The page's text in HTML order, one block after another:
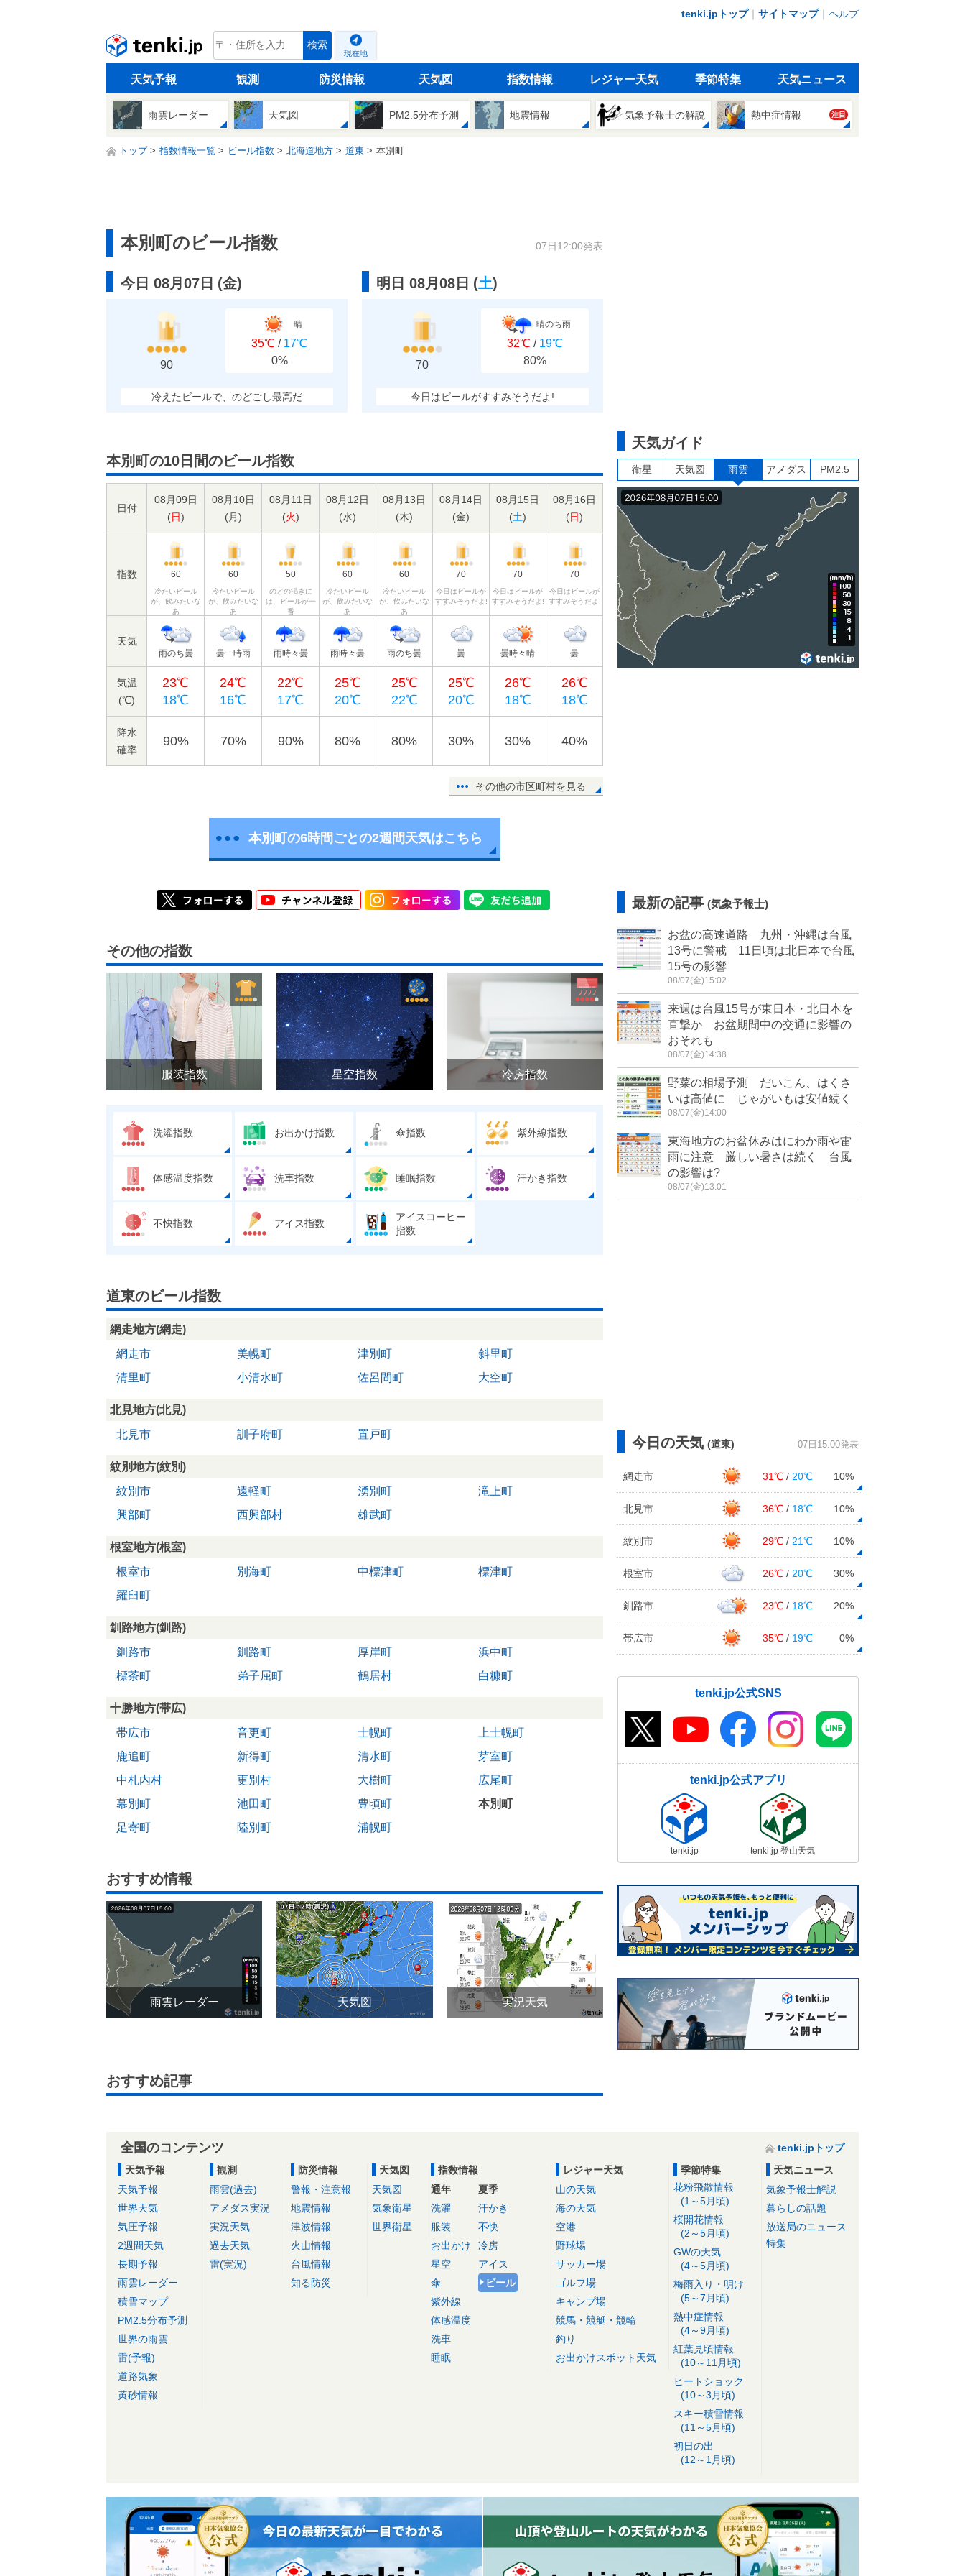
tenki.jpトップ｜ サイトマップ｜ ヘルプ
tenki.jp 検索
現在地
天気予報 観測 防災情報 天気図 指数情報 レジャー天気 季節特集 天気ニュース
雨雲レーダー 天気図 PM2.5分布予測 地震情報 気象予報士の解説 熱中症情報 注目
トップ 指数情報一覧 ビール指数 北海道地方 道東 本別町
本別町のビール指数 07日12:00発表
今日 08月07日 (金)
90
晴
35℃ / 17℃
0%
冷えたビールで、のどごし最高だ
明日 08月08日 (土)
70
晴のち雨
32℃ / 19℃
80%
今日はビールがすすみそうだよ!
本別町の10日間のビール指数
日付
08月09日
(日)
08月10日
(月)
08月11日
(火)
08月12日
(水)
08月13日
(木)
08月14日
(金)
08月15日
(土)
08月16日
(日)
指数 60
冷たいビール
が、飲みたいな
あ
60
冷たいビール
が、飲みたいな
あ
50
のどの渇きに
は、ビールが一
番
60
冷たいビール
が、飲みたいな
あ
60
冷たいビール
が、飲みたいな
あ
70
今日はビールが
すすみそうだよ!
70
今日はビールが
すすみそうだよ!
70
今日はビールが
すすみそうだよ!
天気
雨のち曇 曇一時雨 雨時々曇 雨時々曇 雨のち曇 曇 曇時々晴 曇
気温
(℃)
23℃
18℃
24℃
16℃
22℃
17℃
25℃
20℃
25℃
22℃
25℃
20℃
26℃
18℃
26℃
18℃
降水
確率
90% 70% 90% 80% 80% 30% 30% 40%
その他の市区町村を見る
本別町の6時間ごとの2週間天気はこちら
その他の指数
服装指数 星空指数 冷房指数
洗濯指数 お出かけ指数 傘指数 紫外線指数
体感温度指数 洗車指数 睡眠指数 汗かき指数
不快指数 アイス指数
アイスコーヒー
指数
道東のビール指数
網走地方(網走)
網走市
美幌町 津別町
斜里町
清里町
小清水町 佐呂間町 大空町
北見地方(北見)
北見市
訓子府町 置戸町
紋別地方(紋別)
紋別市
遠軽町 湧別町
滝上町
興部町
西興部村 雄武町
根室地方(根室)
根室市
別海町 中標津町
標津町
羅臼町
釧路地方(釧路)
釧路市
釧路町 厚岸町
浜中町
標茶町
弟子屈町 鶴居村 白糠町
十勝地方(帯広)
帯広市
音更町 士幌町
上士幌町
鹿追町
新得町 清水町
芽室町
中札内村
更別村 大樹町
広尾町
幕別町
池田町 豊頃町
本別町
足寄町
陸別町 浦幌町
おすすめ情報
雨雲レーダー 天気図 実況天気
おすすめ記事
天気ガイド
衛星 天気図 雨雲 アメダス PM2.5
最新の記事 (気象予報士)
お盆の高速道路 九州・沖縄は台風
13号に警戒 11日頃は北日本で台風
15号の影響
08/07(金)15:02
来週は台風15号が東日本・北日本を
直撃か お盆期間中の交通に影響の
おそれも
08/07(金)14:38
野菜の相場予測 だいこん、はくさ
いは高値に じゃがいもは安値続く
08/07(金)14:00
東海地方のお盆休みはにわか雨や雷
雨に注意 厳しい暑さは続く 台風
の影響は?
08/07(金)13:01
今日の天気 (道東) 07日15:00発表
網走市 31℃ / 20℃ 10%
北見市 36℃ / 18℃ 10%
紋別市 29℃ / 21℃ 10%
根室市 26℃ / 20℃ 30%
釧路市 23℃ / 18℃ 20%
帯広市 35℃ / 19℃ 0%
tenki.jp公式SNS
tenki.jp公式アプリ
tenki.jp tenki.jp 登山天気
全国のコンテンツ
tenki.jpトップ
天気予報
天気予報
世界天気
気圧予報
2週間天気
長期予報
雨雲レーダー
積雪マップ
PM2.5分布予測
世界の雨雲
雷(予報)
道路気象
黄砂情報
観測
雨雲(過去)
アメダス実況
実況天気
過去天気
雷(実況)
防災情報
警報・注意報
地震情報
津波情報
火山情報
台風情報
知る防災
天気図
天気図
気象衛星
世界衛星
指数情報
通年
洗濯
服装
お出かけ
星空
傘
紫外線
体感温度
洗車
睡眠
夏季
汗かき
不快
冷房
アイス
ビール
レジャー天気
山の天気
海の天気
空港
野球場
サッカー場
ゴルフ場
キャンプ場
競馬・競艇・競輪
釣り
お出かけスポット天気
季節特集
花粉飛散情報
(1～5月頃)
桜開花情報
(2～5月頃)
GWの天気
(4～5月頃)
梅雨入り・明け
(5～7月頃)
熱中症情報
(4～9月頃)
紅葉見頃情報
(10～11月頃)
ヒートショック
(10～3月頃)
スキー積雪情報
(11～5月頃)
初日の出
(12～1月頃)
天気ニュース
気象予報士解説
暮らしの話題
放送局のニュース
特集